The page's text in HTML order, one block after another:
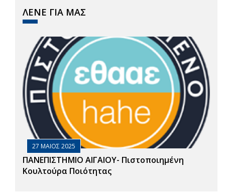
ΛΕΝΕ ΓΙΑ ΜΑΣ
27 ΜΑΙΟΣ 2025
ΠΑΝΕΠΙΣΤΗΜΙΟ ΑΙΓΑΙΟΥ- Πιστοποιημένη
Κουλτούρα Ποιότητας